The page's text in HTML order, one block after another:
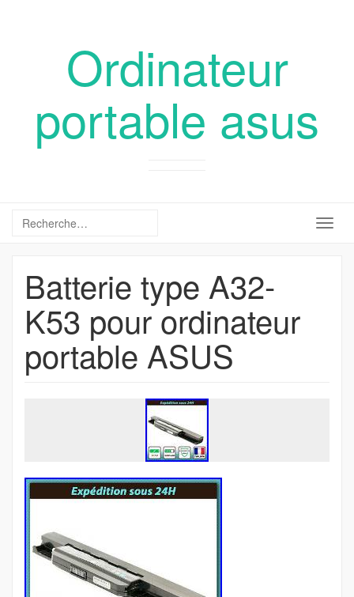
Ordinateur
portable asus
Batterie type A32-
K53 pour ordinateur
portable ASUS